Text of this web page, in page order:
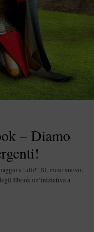
– Diamo
a tutti!! Sì, mese nuovo;
Ebook un’iniziativa a